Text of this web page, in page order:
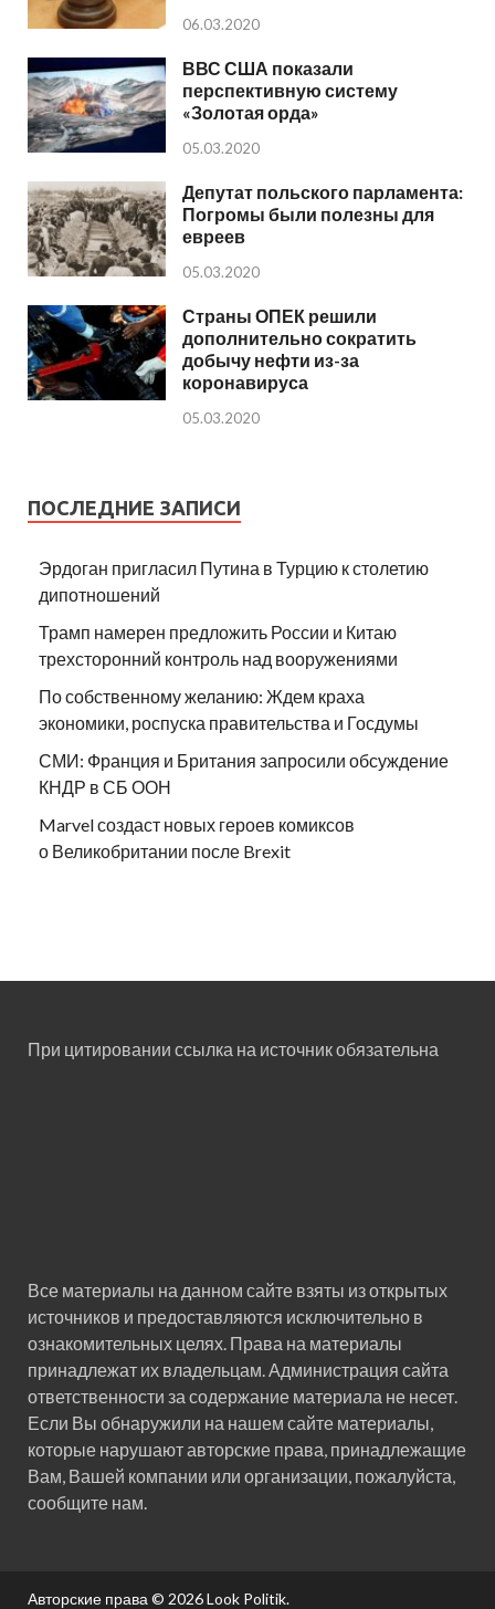
06.03.2020
ВВС США показали
перспективную систему
«Золотая орда»
05.03.2020
Депутат польского парламента:
Погромы были полезны для
евреев
05.03.2020
Страны ОПЕК решили
дополнительно сократить
добычу нефти из-за
коронавируса
05.03.2020
ПОСЛЕДНИЕ ЗАПИСИ
Эрдоган пригласил Путина в Турцию к столетию
дипотношений
Трамп намерен предложить России и Китаю
трехсторонний контроль над вооружениями
По собственному желанию: Ждем краха
экономики, роспуска правительства и Госдумы
СМИ: Франция и Британия запросили обсуждение
КНДР в СБ ООН
Marvel создаст новых героев комиксов
о Великобритании после Brexit
При цитировании ссылка на источник обязательна
Все материалы на данном сайте взяты из открытых
источников и предоставляются исключительно в
ознакомительных целях. Права на материалы
принадлежат их владельцам. Администрация сайта
ответственности за содержание материала не несет.
Если Вы обнаружили на нашем сайте материалы,
которые нарушают авторские права, принадлежащие
Вам, Вашей компании или организации, пожалуйста,
сообщите нам.
Авторские права © 2026Look Politik.